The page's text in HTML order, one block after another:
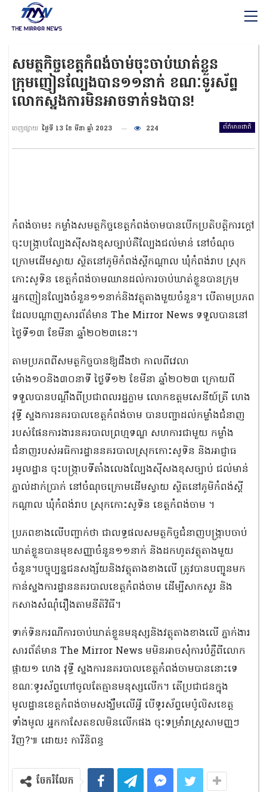
សមត្ថកិច្ចខេត្តកំពង់ចាម់ចុះចាប់ឃាត់ខ្លួន
ក្រុមញៀនល្បែងបាន១១នាក់​ ខណៈទូរស័ព្ទ
លោកស្នងការមិនអាចទាក់ទងបាន!
ព័ត៌មានជាតិ
ចេញផ្សាយ ថ្ងៃទី 13 ខែ មីនា ឆ្នាំ 2023 224
កំពង់ចាម​៖​ កម្លាំង​សមត្ថកិច្ច​ខេត្ត​កំពង់ចាមបាន​បេីកប្រតិបត្តិការក្ដៅ
ចុះបង្ក្រាបល្បែងស៊ីសង​ខុសច្បាប់គឺល្បែងជល់​មាន់​ នៅចំណុច
ក្រោមដេីមស្វាយ​ ស្ថិតនៅភូមិ​កំពង់ស្ដីកណ្ដាល​ ឃុំកំពង់រាប​ ស្រុក
កោះសូទិន​ ខេត្តកំពង់ចាម​ឈានដល់ការចាប់ឃាត់ខ្លួនបានក្រុម
អ្នកញៀនល្បែងចំនួន១១នាក់និងវត្ថុតាងមួយចំនួន។ បើតាមប្រភព
ដែលបណ្ដាញសារព័ត៌មាន The Mirror News ទទួលបាននៅ
ថ្ងៃទី១៣ ខែមីនា ឆ្នាំ២០២៣នេះ។
តាមប្រភពពីសមត្ថកិច្ច​បាន​ឱ្យ​ដឹង​ថា​ កាលពី​វេលា
ម៉ោង១០និង៣០នាទី ថ្ងៃទី១២ ខែមីនា​ ​ឆ្នាំ២០២៣​ ក្រោយពី
ទទួលបានបណ្តឹងពីប្រជាពលរដ្ឋភ្លាម លោកឧត្តមសេនីយ៍ត្រី​ ហេង​
វុទ្ធី​ ស្នងការនគរបាលខេត្តកំពង់ចាម បានបញ្ជាដល់កម្លាំងជំនាញ
របស់ផែនការងារនគរបាលព្រហ្មទណ្ឌ សហការជាមួយ កម្លាំង
ជំនាញរបស់អធិការដ្ឋាននគរបាលស្រុក​កោះសូទិន​ និងអាជ្ញាធ
រមូលដ្ឋាន ចុះបង្ក្រាបទីតាំងលេងល្បែងស៊ីសងខុសច្បាប់ ជល់មាន់
ភ្នាល់ដាក់ប្រាក់ នៅចំណុចក្រោមដេីមស្វាយ​ ស្ថិតនៅភូមិ​កំពង់ស្ដី
កណ្ដាល​ ឃុំកំពង់រាប​ ស្រុកកោះសូទិន​ ខេត្តកំពង់ចាម ។
ប្រភពខាងលើបញ្ជាក់ថា ជាលទ្ធផលសមត្ថកិច្ចជំនាញ​បង្រ្កាបចាប់
ឃាត់ខ្លួនបានមុខសញ្ញាចំនួន១១នាក់ និងដកហូតវត្ថុតាងមួយ
ចំនួន។បច្ចុប្បន្នជនសង្ស័យនិងវត្ថុតាងខាងលើ ត្រូវបានបញ្ជូនមក
កាន់ស្នងការដ្ឋាននគរបាលខេត្តកំពង់ចាម ដើម្បីសាកសួរ និង
កសាងសំណុំរឿងតាមនីតិវិធី។
ទាក់ទិនករណីការចាប់ឃាត់ខ្លួនមនុស្សនិងវត្ថុតាងខាងលើ ភ្នាក់ងារ
សារព័ត៌មាន The Mirror News មមិនអាចសុំការបំភ្លឺពីលោក
ផ្កាយ១ ហេង​ វុទ្ធី​ ស្នងការនគរបាលខេត្តកំពង់ចាមបាននោះទេ
ខណៈទូរស័ព្ទហៅចូលតែគ្មានមនុស្សលើក។ តើប្រជាជនក្នុង
មូលដ្ឋានខេត្តកំពង់ចាមសង្ឃឹមលើអ្វី បើទូរស័ព្ទមេប៉ូលិសខេត្ត
ទាំងមូល អ្នកកាសែតខលមិនលើកផង ចុះទម្រាំរាស្ត្រសាមញ្ញៗ
វិញ?៕ ដោយ៖ ការីនិពន្ធ
ចែករំលែក